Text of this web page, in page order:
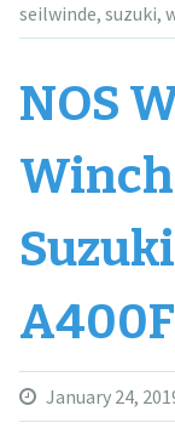
seilwinde, suzuki,
NOS
January 24,